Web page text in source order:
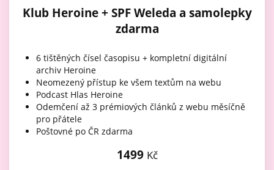
Klub Heroine + SPF Weleda a samolepky
zdarma
6 tištěných čísel časopisu + kompletní digitální
archiv Heroine
Neomezený přístup ke všem textům na webu
Podcast Hlas Heroine
Odemčení až 3 prémiových článků z webu měsíčně
pro přátele
Poštovné po ČR zdarma
1499 Kč